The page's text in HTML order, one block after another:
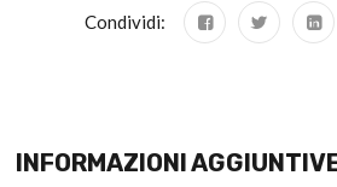
Condividi:
INFORMAZIONI